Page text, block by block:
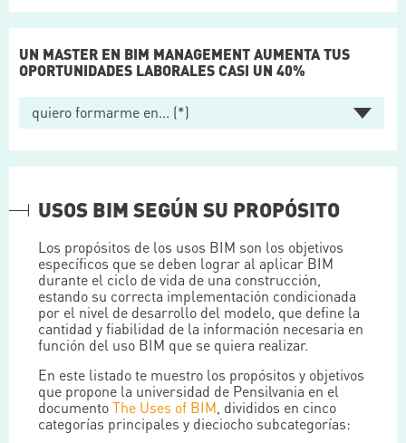
UN MASTER EN BIM MANAGEMENT AUMENTA TUS
OPORTUNIDADES LABORALES CASI UN 40%
USOS BIM SEGÚN SU PROPÓSITO
Los propósitos de los usos BIM son los objetivos
específicos que se deben lograr al aplicar BIM
durante el ciclo de vida de una construcción,
estando su correcta implementación condicionada
por el nivel de desarrollo del modelo, que define la
cantidad y fiabilidad de la información necesaria en
función del uso BIM que se quiera realizar.
En este listado te muestro los propósitos y objetivos
que propone la universidad de Pensilvania en el
documentoThe Uses of BIM , divididos en cinco
categorías principales y dieciocho subcategorías: